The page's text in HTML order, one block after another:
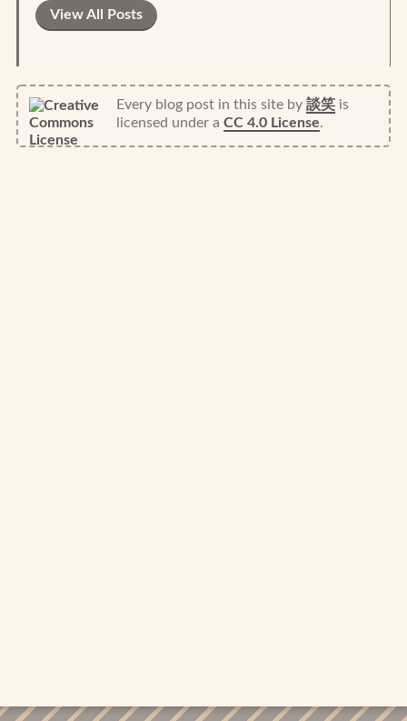
View All Posts
Every blog post in this siteby 談笑is
licensed under a CC 4.0 License.